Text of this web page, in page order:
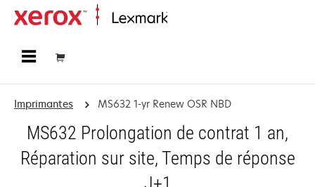
Imprimantes MS632 1-yr Renew OSR NBD
MS632 Prolongation de contrat 1 an,
Réparation sur site, Temps de réponse